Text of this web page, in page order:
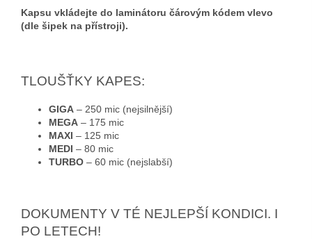
Kapsu vkládejte do laminátoru čárovým kódem vlevo
(dle šipek na přístroji).
TLOUŠŤKY KAPES:
GIGA – 250 mic (nejsilnější)
MEGA – 175 mic
MAXI – 125 mic
MEDI – 80 mic
TURBO – 60 mic (nejslabší)
DOKUMENTY V TÉ NEJLEPŠÍ KONDICI. I
PO LETECH!